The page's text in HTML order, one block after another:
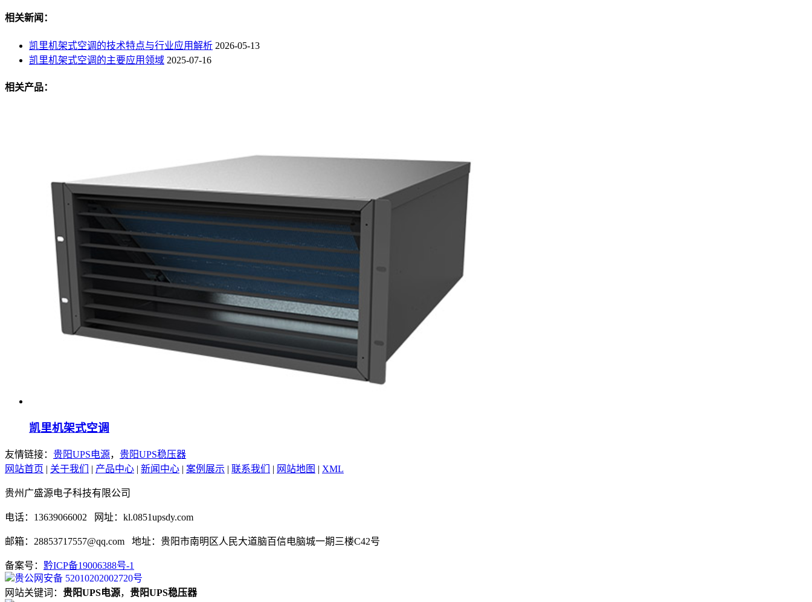
相关新闻：
凯里机架式空调的技术特点与行业应用解析 2026-05-13
凯里机架式空调的主要应用领域 2025-07-16
相关产品：
凯里机架式空调
友情链接： 贵阳UPS电源， 贵阳UPS稳压器
网站首页 | 关于我们 | 产品中心 | 新闻中心 | 案例展示 | 联系我们 | 网站地图 | XML
贵州广盛源电子科技有限公司
电话：13639066002 网址：kl.0851upsdy.com
邮箱：28853717557@qq.com 地址：贵阳市南明区人民大道脑百信电脑城一期三楼C42号
备案号： 黔ICP备19006388号-1
贵公网安备 52010202002720号
网站关键词： 贵阳UPS电源， 贵阳UPS稳压器